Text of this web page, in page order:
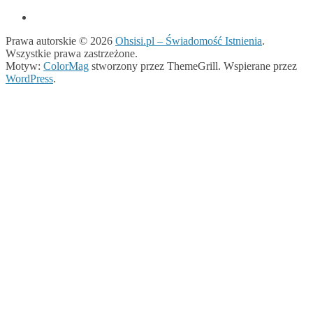
Prawa autorskie © 2026 Ohsisi.pl – Świadomość Istnienia.
Wszystkie prawa zastrzeżone.
Motyw: ColorMag stworzony przez ThemeGrill. Wspierane przez
WordPress.